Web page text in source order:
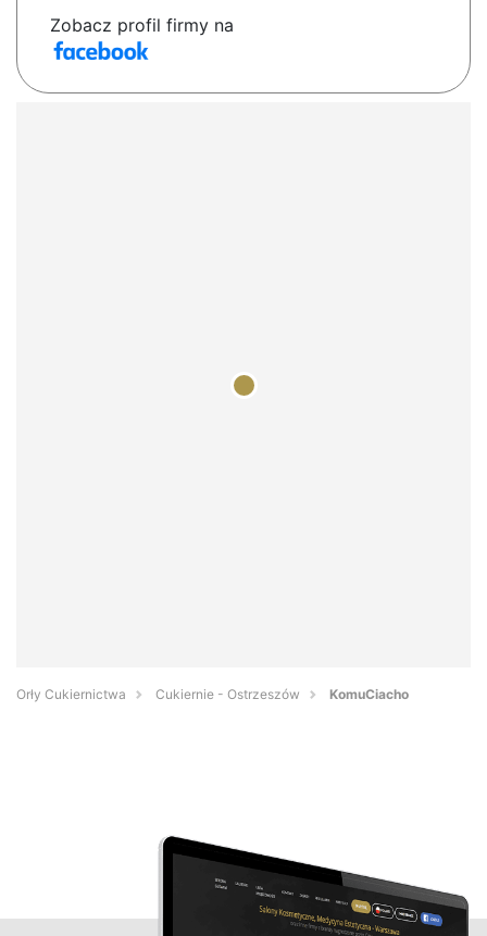
Zobacz profil firmy na
Orły Cukiernictwa Cukiernie - Ostrzeszów KomuCiacho